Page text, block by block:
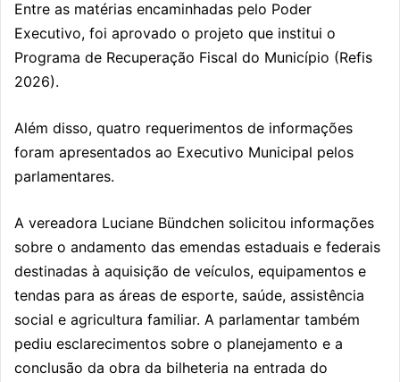
Entre as matérias encaminhadas pelo Poder
Executivo, foi aprovado o projeto que institui o
Programa de Recuperação Fiscal do Município (Refis
2026).
Além disso, quatro requerimentos de informações
foram apresentados ao Executivo Municipal pelos
parlamentares.
A vereadora Luciane Bündchen solicitou informações
sobre o andamento das emendas estaduais e federais
destinadas à aquisição de veículos, equipamentos e
tendas para as áreas de esporte, saúde, assistência
social e agricultura familiar. A parlamentar também
pediu esclarecimentos sobre o planejamento e a
conclusão da obra da bilheteria na entrada do